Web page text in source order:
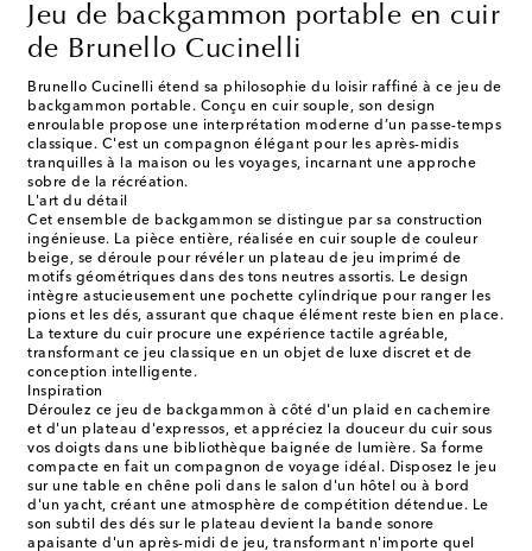
Jeu de backgammon portable en cuir
de Brunello Cucinelli
Brunello Cucinelli étend sa philosophie du loisir raffiné à ce jeu de
backgammon portable. Conçu en cuir souple, son design
enroulable propose une interprétation moderne d’un passe-temps
classique. C'est un compagnon élégant pour les après-midis
tranquilles à la maison ou les voyages, incarnant une approche
sobre de la récréation.
L'art du détail
Cet ensemble de backgammon se distingue par sa construction
ingénieuse. La pièce entière, réalisée en cuir souple de couleur
beige, se déroule pour révéler un plateau de jeu imprimé de
motifs géométriques dans des tons neutres assortis. Le design
intègre astucieusement une pochette cylindrique pour ranger les
pions et les dés, assurant que chaque élément reste bien en place.
La texture du cuir procure une expérience tactile agréable,
transformant ce jeu classique en un objet de luxe discret et de
conception intelligente.
Inspiration
Déroulez ce jeu de backgammon à côté d'un plaid en cachemire
et d'un plateau d'expressos, et appréciez la douceur du cuir sous
vos doigts dans une bibliothèque baignée de lumière. Sa forme
compacte en fait un compagnon de voyage idéal. Disposez le jeu
sur une table en chêne poli dans le salon d'un hôtel ou à bord
d'un yacht, créant une atmosphère de compétition détendue. Le
son subtil des dés sur le plateau devient la bande sonore
apaisante d'un après-midi de jeu, transformant n'importe quel